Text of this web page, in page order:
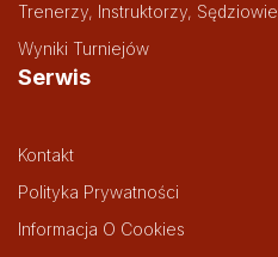
Trenerzy, Instruktorzy, Sędziowie
Wyniki Turniejów
Serwis
Kontakt
Polityka Prywatności
Informacja O Cookies